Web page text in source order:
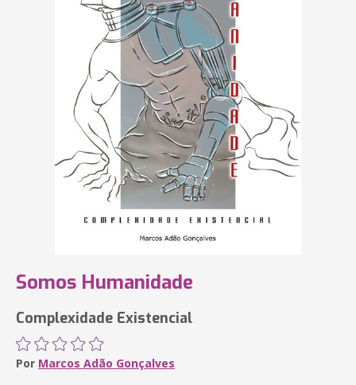
Somos Humanidade
Complexidade Existencial
Por Marcos Adão Gonçalves